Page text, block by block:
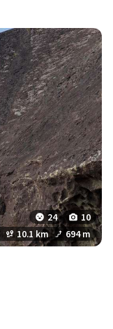
24
10
10.1 km 694 m